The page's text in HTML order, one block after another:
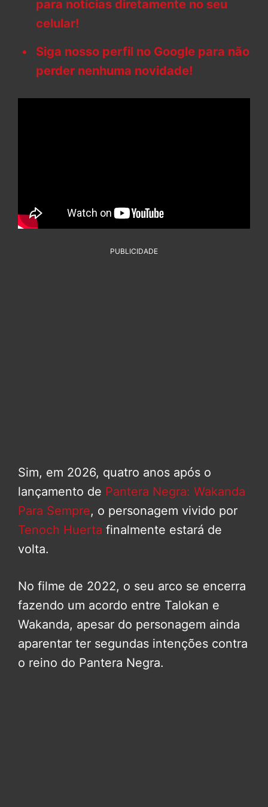
para notícias diretamente no seu
celular!
Siga nosso perfil no Google para não
perder nenhuma novidade!
PUBLICIDADE
Sim, em 2026, quatro anos após o
lançamento de Pantera Negra: Wakanda
Para Sempre, o personagem vivido por
Tenoch Huerta finalmente estará de
volta.
No filme de 2022, o seu arco se encerra
fazendo um acordo entre Talokan e
Wakanda, apesar do personagem ainda
aparentar ter segundas intenções contra
o reino do Pantera Negra.